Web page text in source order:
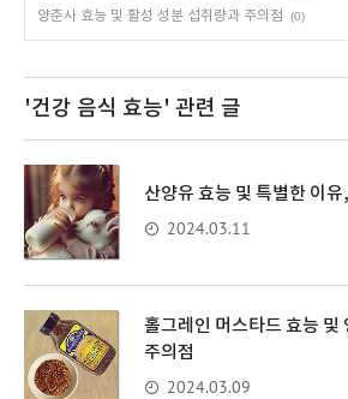
양춘사 효능 및 활성 성분 섭취량과 주의점
(0)
'건강 음식 효능' 관련 글
산양유 효능 및 특별한 이
2024.03.11
홀그레인 머스타드 효능 및
주의점
2024.03.09